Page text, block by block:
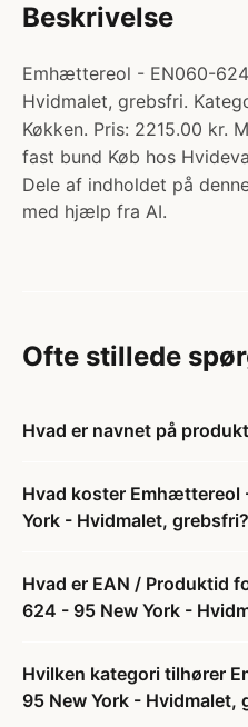
Beskrivelse
Emhættereol - EN060-
Hvidmalet, grebsfri.
Køkken. Pris: 2215.00 kr.
fast bund Køb hos
Dele af indholdet på
med hjælp fra AI.
Ofte stillede
Hvad er navnet på
Hvad koster Emhættereol
York - Hvidmalet, grebsfri?
Hvad er EAN / Produktid
624 - 95 New York -
Hvilken kategori tilhører
95 New York - Hvidmalet,